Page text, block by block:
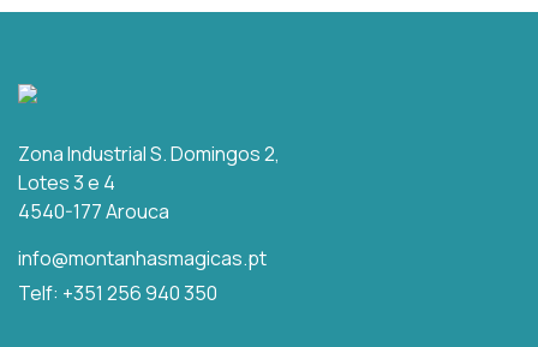
Zona Industrial S. Domingos 2,
Lotes 3 e 4
4540-177 Arouca
info@montanhasmagicas.pt
Telf: +351 256 940 350